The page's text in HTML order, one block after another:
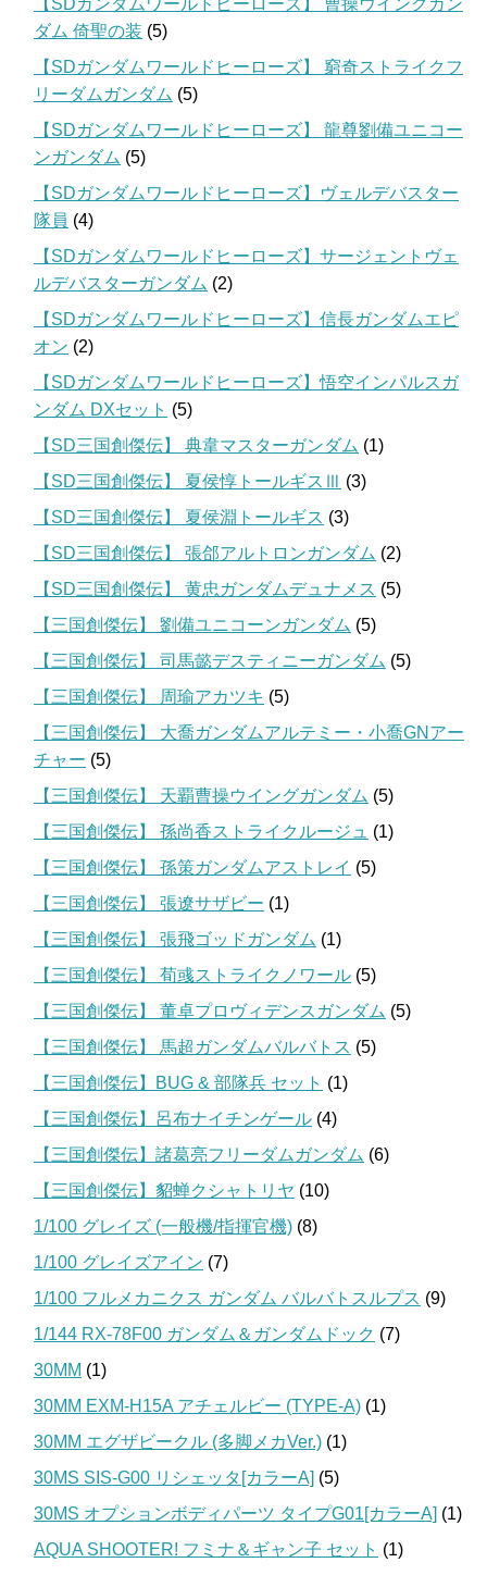
【SDガンダムワールドヒーローズ】 曹操ウイングガン
ダム 倚聖の装 (5)
【SDガンダムワールドヒーローズ】 窮奇ストライクフ
リーダムガンダム (5)
【SDガンダムワールドヒーローズ】 龍尊劉備ユニコー
ンガンダム (5)
【SDガンダムワールドヒーローズ】ヴェルデバスター
隊員 (4)
【SDガンダムワールドヒーローズ】サージェントヴェ
ルデバスターガンダム (2)
【SDガンダムワールドヒーローズ】信長ガンダムエピ
オン (2)
【SDガンダムワールドヒーローズ】悟空インパルスガ
ンダム DXセット (5)
【SD三国創傑伝】 典韋マスターガンダム (1)
【SD三国創傑伝】 夏侯惇トールギスⅢ (3)
【SD三国創傑伝】 夏侯淵トールギス (3)
【SD三国創傑伝】 張郃アルトロンガンダム (2)
【SD三国創傑伝】 黄忠ガンダムデュナメス (5)
【三国創傑伝】 劉備ユニコーンガンダム (5)
【三国創傑伝】 司馬懿デスティニーガンダム (5)
【三国創傑伝】 周瑜アカツキ (5)
【三国創傑伝】 大喬ガンダムアルテミー・小喬GNアー
チャー (5)
【三国創傑伝】 天覇曹操ウイングガンダム (5)
【三国創傑伝】 孫尚香ストライクルージュ (1)
【三国創傑伝】 孫策ガンダムアストレイ (5)
【三国創傑伝】 張遼サザビー (1)
【三国創傑伝】 張飛ゴッドガンダム (1)
【三国創傑伝】 荀彧ストライクノワール (5)
【三国創傑伝】 董卓プロヴィデンスガンダム (5)
【三国創傑伝】 馬超ガンダムバルバトス (5)
【三国創傑伝】BUG & 部隊兵 セット (1)
【三国創傑伝】呂布ナイチンゲール (4)
【三国創傑伝】諸葛亮フリーダムガンダム (6)
【三国創傑伝】貂蝉クシャトリヤ (10)
1/100 グレイズ (一般機/指揮官機) (8)
1/100 グレイズアイン (7)
1/100 フルメカニクス ガンダム バルバトスルプス (9)
1/144 RX-78F00 ガンダム＆ガンダムドック (7)
30MM (1)
30MM EXM-H15A アチェルビー (TYPE-A) (1)
30MM エグザビークル (多脚メカVer.) (1)
30MS SIS-G00 リシェッタ[カラーA] (5)
30MS オプションボディパーツ タイプG01[カラーA] (1)
AQUA SHOOTER! フミナ＆ギャン子 セット (1)